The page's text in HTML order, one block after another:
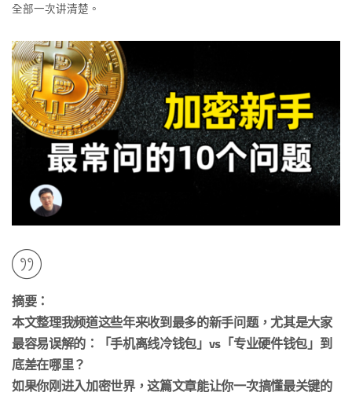
全部一次讲清楚。
摘要：
本文整理我频道这些年来收到最多的新手问题，尤其是大家
最容易误解的：「手机离线冷钱包」vs「专业硬件钱包」到
底差在哪里？
如果你刚进入加密世界，这篇文章能让你一次搞懂最关键的